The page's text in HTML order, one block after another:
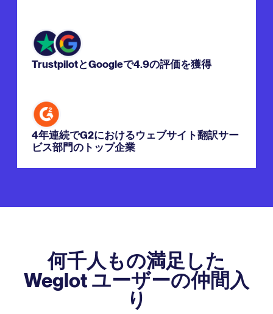
TrustpilotとGoogleで4.9の評価を獲得
4年連続でG2におけるウェブサイト翻訳サー
ビス部門のトップ企業
何千人もの満足した
Weglot ユーザーの仲間入
り